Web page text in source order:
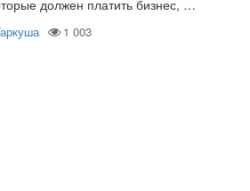
должен платить бизнес, …